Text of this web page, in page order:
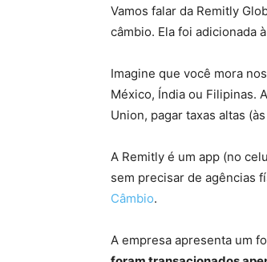
Vamos falar da Remitly
câmbio. Ela foi adicionada
Imagine que você mora
México, Índia ou Filipinas.
Union, pagar taxas altas
A Remitly é um app (no
sem precisar de agências
Câmbio.
A empresa apresenta um